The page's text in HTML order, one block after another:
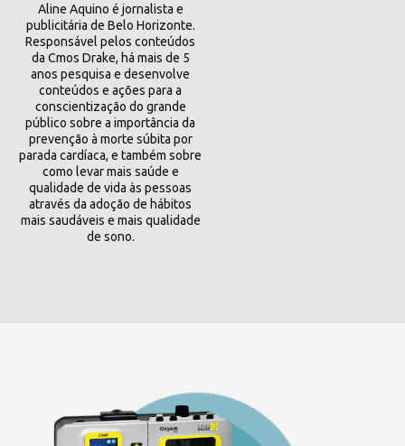
Aline Aquino é jornalista e
publicitária de Belo Horizonte.
Responsável pelos conteúdos
da Cmos Drake, há mais de 5
anos pesquisa e desenvolve
conteúdos e ações para a
conscientização do grande
público sobre a importância da
prevenção à morte súbita por
parada cardíaca, e também sobre
como levar mais saúde e
qualidade de vida às pessoas
através da adoção de hábitos
mais saudáveis e mais qualidade
de sono.